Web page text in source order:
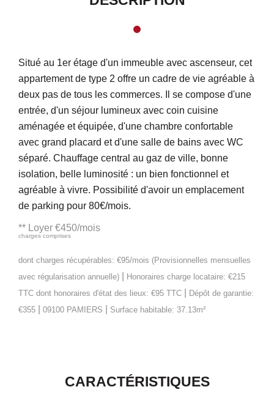
Situé au 1er étage d'un immeuble avec ascenseur, cet
appartement de type 2 offre un cadre de vie agréable à
deux pas de tous les commerces. Il se compose d'une
entrée, d'un séjour lumineux avec coin cuisine
aménagée et équipée, d'une chambre confortable
avec grand placard et d'une salle de bains avec WC
séparé. Chauffage central au gaz de ville, bonne
isolation, belle luminosité : un bien fonctionnel et
agréable à vivre. Possibilité d'avoir un emplacement
de parking pour 80€/mois.
** Loyer €450/mois
charges comprises
dont charges récupérables: €95/mois (Provisionnelles mensuelles
avec régularisation annuelle)
Honoraires charge locataire: €215
TTC dont honoraires d'état des lieux: €95 TTC
Dépôt de garantie:
€355
09100 PAMIERS Surface habitable: 37.13m²
CARACTÉRISTIQUES